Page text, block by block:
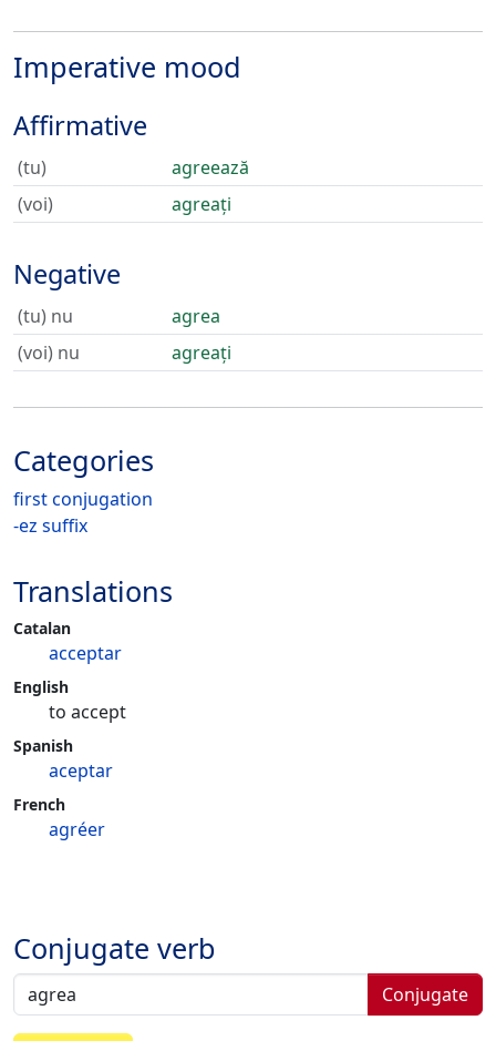
Imperative mood
Affirmative
(tu)
agreează
(voi)
agreați
Negative
(tu) nu
agrea
(voi) nu
agreați
Categories
first conjugation
-ez suffix
Translations
Catalan
acceptar
English
to accept
Spanish
aceptar
French
agréer
Conjugate verb
Conjugate